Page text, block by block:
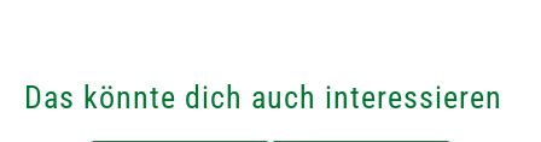
Das könnte dich auch interessieren